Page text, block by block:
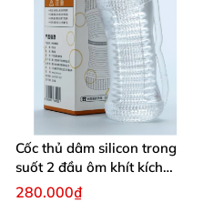
Cốc thủ dâm silicon trong
suốt 2 đầu ôm khít kích
thích cực đỉnh
280.000₫